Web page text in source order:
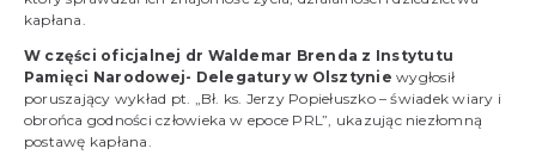
kapłana.
W części oficjalnej dr Waldemar Brenda z Instytutu
Pamięci Narodowej- Delegatury w Olsztynie wygłosił
poruszający wykład pt. „Bł. ks. Jerzy Popiełuszko – świadek wiary i
obrońca godności człowieka w epoce PRL”, ukazując niezłomną
postawę kapłana.